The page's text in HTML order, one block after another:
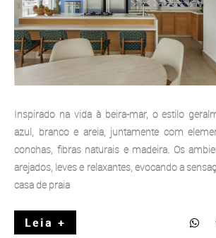
Inspirado na vida à beira-mar, o estilo
azul, branco e areia, juntamente com
conchas, fibras naturais e madeira. Os
arejados, leves e relaxantes, evocando a
casa de praia
Leia +